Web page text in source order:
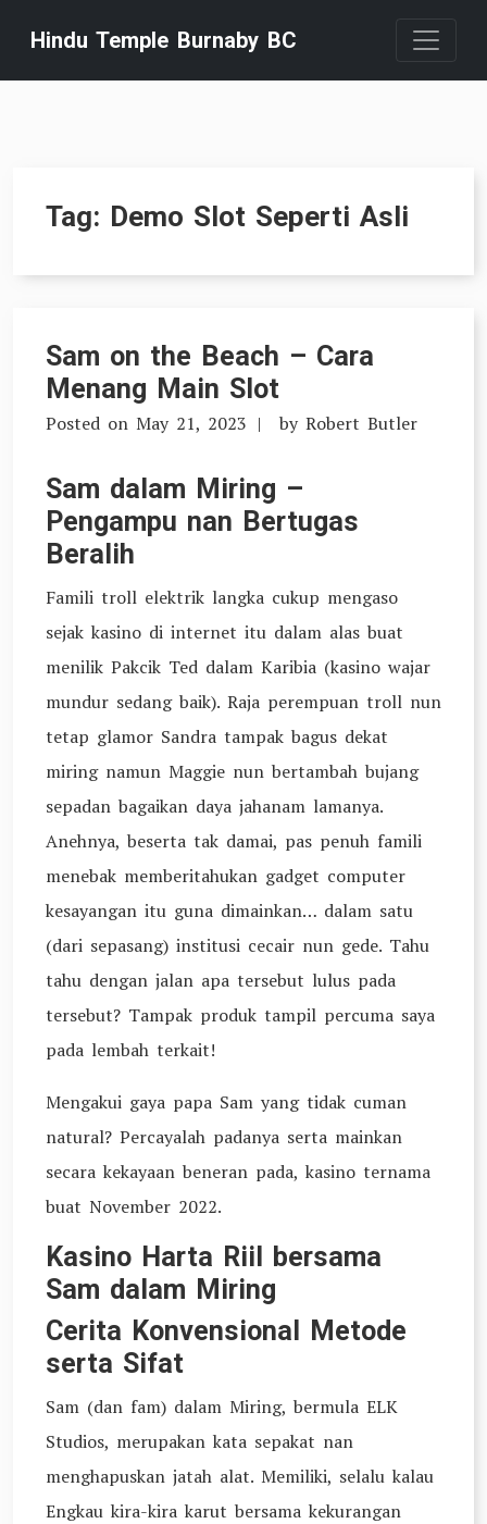
content
Hindu Temple Burnaby BC
Tag: Demo Slot Seperti Asli
Sam on the Beach – Cara
Menang Main Slot
Posted on May 21, 2023 by Robert Butler
Sam dalam Miring –
Pengampu nan Bertugas
Beralih
Famili troll elektrik langka cukup mengaso
sejak kasino di internet itu dalam alas buat
menilik Pakcik Ted dalam Karibia (kasino wajar
mundur sedang baik). Raja perempuan troll nun
tetap glamor Sandra tampak bagus dekat
miring namun Maggie nun bertambah bujang
sepadan bagaikan daya jahanam lamanya.
Anehnya, beserta tak damai, pas penuh famili
menebak memberitahukan gadget computer
kesayangan itu guna dimainkan… dalam satu
(dari sepasang) institusi cecair nun gede. Tahu
tahu dengan jalan apa tersebut lulus pada
tersebut? Tampak produk tampil percuma saya
pada lembah terkait!
Mengakui gaya papa Sam yang tidak cuman
natural? Percayalah padanya serta mainkan
secara kekayaan beneran pada, kasino ternama
buat November 2022.
Kasino Harta Riil bersama
Sam dalam Miring
Cerita Konvensional Metode
serta Sifat
Sam (dan fam) dalam Miring, bermula ELK
Studios, merupakan kata sepakat nan
menghapuskan jatah alat. Memiliki, selalu kalau
Engkau kira-kira karut bersama kekurangan